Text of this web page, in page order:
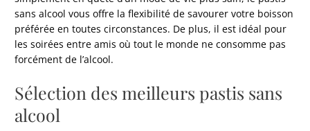
sans alcool vous offre la flexibilité de savourer votre boisson
préférée en toutes circonstances. De plus, il est idéal pour
les soirées entre amis où tout le monde ne consomme pas
forcément de l’alcool.
Sélection des meilleurs pastis sans
alcool